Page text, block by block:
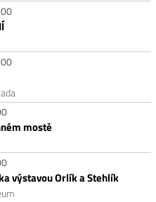
mostě
výstavou Orlík a Stehlík